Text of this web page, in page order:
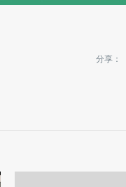
分享：